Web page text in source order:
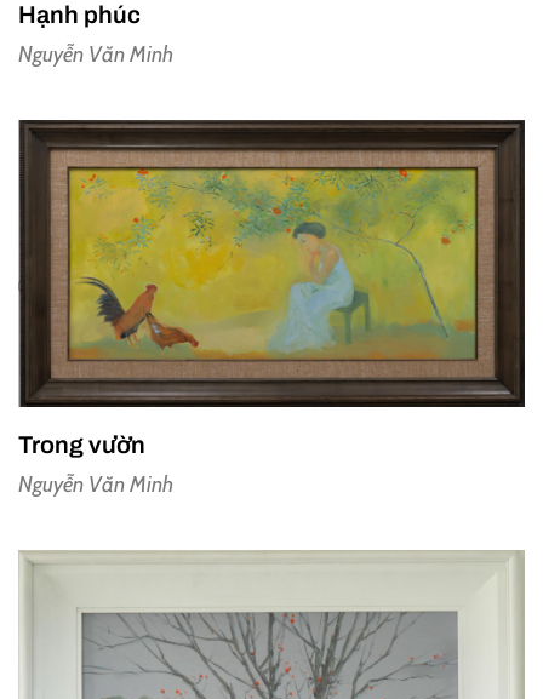
Hạnh phúc
Nguyễn Văn Minh
Trong vườn
Nguyễn Văn Minh